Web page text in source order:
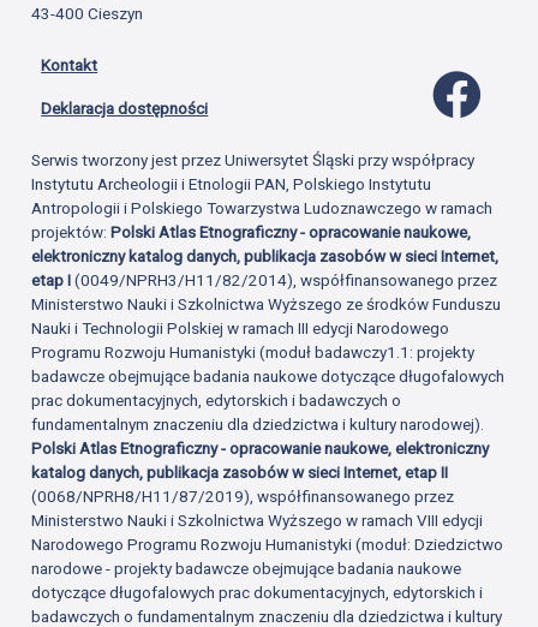
43-400 Cieszyn
Kontakt
Deklaracja dostępności
Serwis tworzony jest przez Uniwersytet Śląski przy współpracy
Instytutu Archeologii i Etnologii PAN, Polskiego Instytutu
Antropologii i Polskiego Towarzystwa Ludoznawczego w ramach
projektów:Polski Atlas Etnograficzny - opracowanie naukowe,
elektroniczny katalog danych, publikacja zasobów w sieci Internet,
etap I(0049/NPRH3/H11/82/2014), współfinansowanego przez
Ministerstwo Nauki i Szkolnictwa Wyższego ze środków Funduszu
Nauki i Technologii Polskiej w ramach III edycji Narodowego
Programu Rozwoju Humanistyki (moduł badawczy1.1: projekty
badawcze obejmujące badania naukowe dotyczące długofalowych
prac dokumentacyjnych, edytorskich i badawczych o
fundamentalnym znaczeniu dla dziedzictwa i kultury narodowej).
Polski Atlas Etnograficzny - opracowanie naukowe, elektroniczny
katalog danych, publikacja zasobów w sieci Internet, etap II
(0068/NPRH8/H11/87/2019), współfinansowanego przez
Ministerstwo Nauki i Szkolnictwa Wyższego w ramach VIII edycji
Narodowego Programu Rozwoju Humanistyki (moduł: Dziedzictwo
narodowe - projekty badawcze obejmujące badania naukowe
dotyczące długofalowych prac dokumentacyjnych, edytorskich i
badawczych o fundamentalnym znaczeniu dla dziedzictwa i kultury